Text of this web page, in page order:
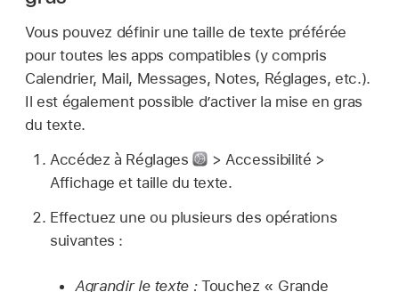
Vous pouvez définir une taille de texte préférée
pour toutes les apps compatibles (y compris
Calendrier, Mail, Messages, Notes, Réglages, etc.).
Il est également possible d’activer la mise en gras
du texte.
Accédez à Réglages
> Accessibilité >
Affichage et taille du texte.
Effectuez une ou plusieurs des opérations
suivantes :
Agrandir le texte :Touchez « Grande